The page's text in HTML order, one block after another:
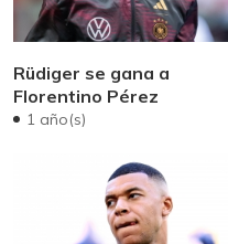
Rüdiger se gana a
Florentino Pérez
1 año(s)